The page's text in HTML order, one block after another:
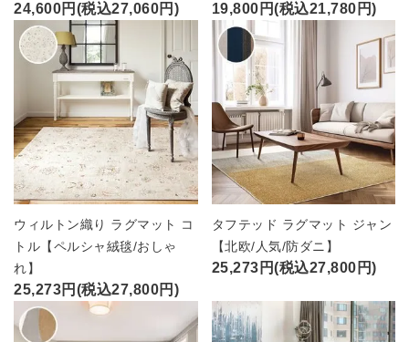
24,600円(税込27,060円) 19,800円(税込21,780円)
ウィルトン織り ラグマット コ
トル【ペルシャ絨毯/おしゃ
れ】
25,273円(税込27,800円)
タフテッド ラグマット ジャン
【北欧/人気/防ダニ】
25,273円(税込27,800円)